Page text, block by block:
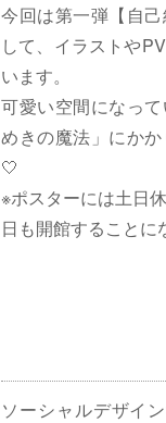
今回は第一弾【自
して、イラストや
います。
可愛い空間になっ
めきの魔法」にか
🤍
※ポスターには土日
日も開館することに
ソーシャルデザイ